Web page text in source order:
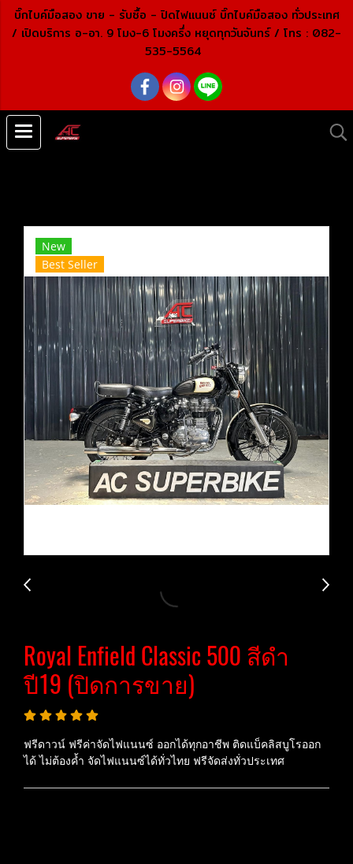
บิ๊กไบค์มือสอง ขาย - รับซื้อ - ปิดไฟแนนซ์ บิ๊กไบค์มือสอง ทั่วประเทศ
/ เปิดบริการ อ-อา. 9 โมง-6 โมงครึ่ง หยุดทุกวันจันทร์ / โทร : 082-
535-5564
New
Best Seller
Royal Enfield Classic 500 สีดำ
ปี19 (ปิดการขาย)
ฟรีดาวน์ ฟรีค่าจัดไฟแนนซ์ ออกได้ทุกอาชีพ ติดแบ็คลิสบูโรออก
ได้ ไม่ต้องค้ำ จัดไฟแนนซ์ได้ทั่วไทย ฟรีจัดส่งทั่วประเทศ